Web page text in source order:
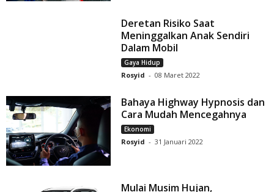
Deretan Risiko Saat
Meninggalkan Anak Sendiri
Dalam Mobil
Gaya Hidup
Rosyid - 08 Maret 2022
Bahaya Highway Hypnosis dan
Cara Mudah Mencegahnya
Ekonomi
Rosyid - 31 Januari 2022
Mulai Musim Hujan,